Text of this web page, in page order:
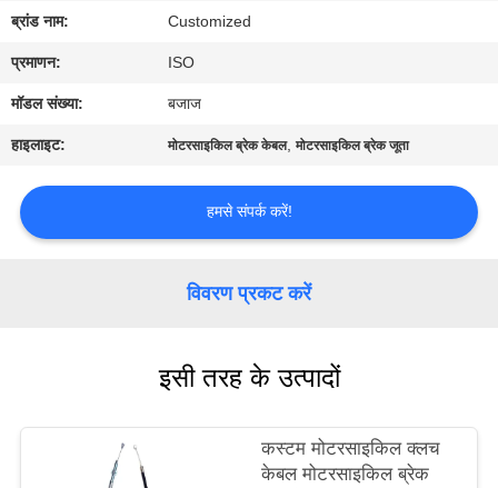
गुणवत्ता
नियंत्रण
एक
अनुरोध
PRIVACY
POLICY
ब्रांड नाम: Customized
प्रमाणन: ISO
मॉडल संख्या: बजाज
हाइलाइट: मोटरसाइकिल ब्रेक केबल,मोटरसाइकिल ब्रेक जूता
हमसे संपर्क करें!
विवरण प्रकट करें
इसी तरह के उत्पादों
कस्टम मोटरसाइकिल क्लच
केबल मोटरसाइकिल ब्रेक